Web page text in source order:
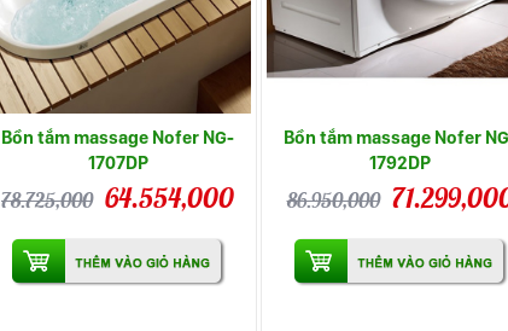
Bồn tắm massage Nofer NG-
1707DP
78.725,000 64.554,000
Bồn tắm massage Nofer
1792DP
86.950,000